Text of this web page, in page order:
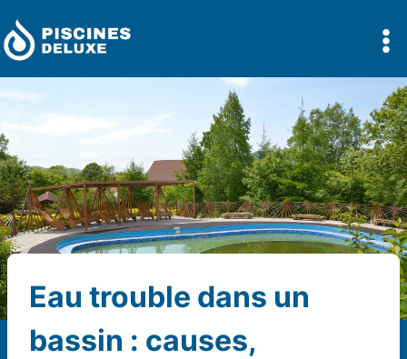
au
contenu
Eau trouble dans un
bassin : causes,